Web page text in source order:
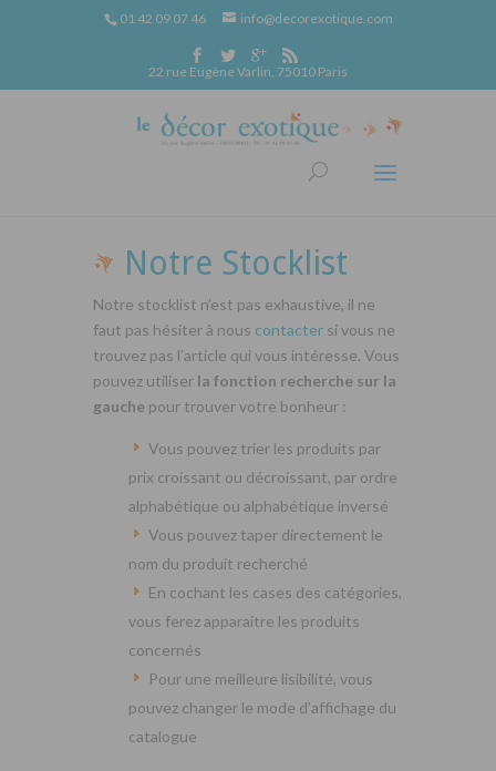
01 42 09 07 46 info@decorexotique.com
22 rue Eugène Varlin, 75010 Paris
Notre Stocklist
Notre stocklist n’est pas exhaustive, il ne
faut pas hésiter à nous contacter si vous ne
trouvez pas l’article qui vous intéresse. Vous
pouvez utiliser la fonction recherche sur la
gauche pour trouver votre bonheur :
Vous pouvez trier les produits par
prix croissant ou décroissant, par ordre
alphabétique ou alphabétique inversé
Vous pouvez taper directement le
nom du produit recherché
En cochant les cases des catégories,
vous ferez apparaitre les produits
concernés
Pour une meilleure lisibilité, vous
pouvez changer le mode d’affichage du
catalogue